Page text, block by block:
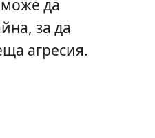
да
за да
агресия.